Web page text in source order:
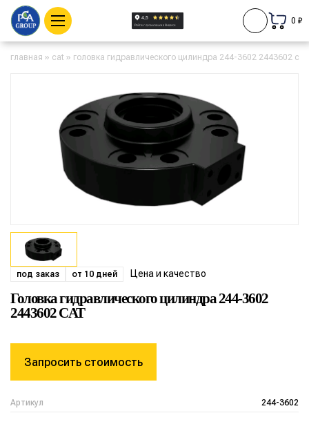
0 ₽
главная » cat » головка гидравлического цилиндра 244-3602 2443602 cat
под заказ от 10 дней Цена и качество
Головка гидравлического цилиндра 244-3602
2443602 CAT
Артикул 244-3602
Запросить стоимость